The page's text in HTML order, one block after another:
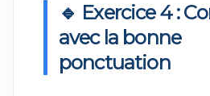
🔹 Exercice 4 :
avec la bonne
ponctuation